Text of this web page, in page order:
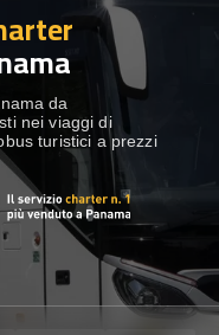
Show dropdown
Show dropdown
da
nei viaggi di
turistici a prezzi